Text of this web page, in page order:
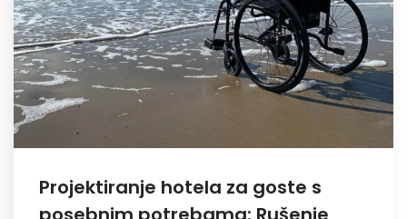
Hotel Audit
Započni Danas
Nazovite
Projektiranje hotela za goste s